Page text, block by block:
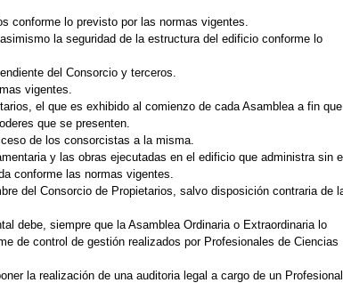
conforme lo previsto por las normas vigentes.
la seguridad de la estructura del edificio conforme lo
del Consorcio y terceros.
vigentes.
el que es exhibido al comienzo de cada Asamblea a fin
que se presenten.
de los consorcistas a la misma.
y las obras ejecutadas en el edificio que administra sin
conforme las normas vigentes.
del Consorcio de Propietarios, salvo disposición contraria de
debe, siempre que la Asamblea Ordinaria o Extraordinaria lo
de control de gestión realizados por Profesionales de Ciencias
la realización de una auditoria legal a cargo de un